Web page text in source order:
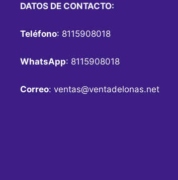
DATOS DE CONTACTO:
Teléfono: 8115908018
WhatsApp: 8115908018
Correo: ventas@ventadelonas.net